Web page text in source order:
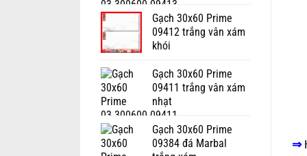
Gạch 30x60 Prime
09412 trắng vân xám
khói
Gạch 30x60 Prime
09411 trắng vân xám
nhạt
Gạch 30x60 Prime
09384 đá Marbal
⇒